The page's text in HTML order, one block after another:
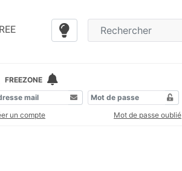
FREEZONE
un compte
Mot de passe oublié